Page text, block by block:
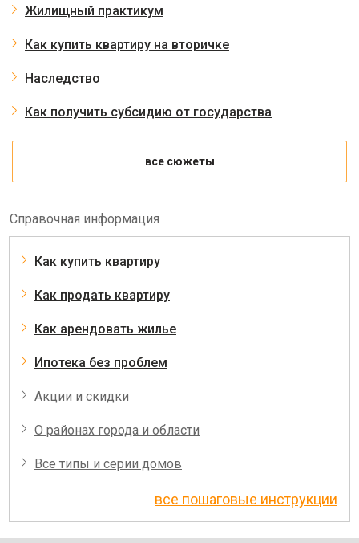
Жилищный практикум
Как купить квартиру на вторичке
Наследство
Как получить субсидию от государства
все сюжеты
Справочная информация
Как купить квартиру
Как продать квартиру
Как арендовать жилье
Ипотека без проблем
Акции и скидки
О районах города и области
Все типы и серии домов
все пошаговые инструкции